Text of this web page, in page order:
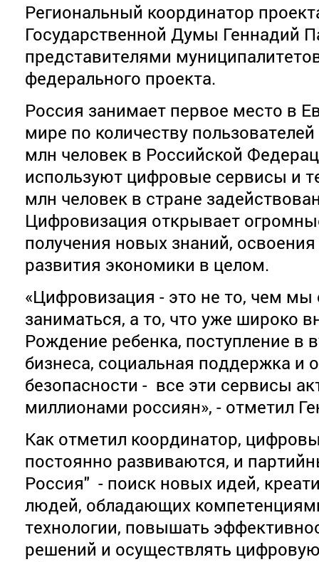
Региональный координатор
Государственной Думы Геннадий
представителями
федерального проекта.
Россия занимает первое место в
мире по количеству
млн человек в Российской
используют цифровые сервисы и
млн человек в стране
Цифровизация открывает
получения новых знаний,
развития экономики в целом.
«Цифровизация - это не то, чем мы
заниматься, а то, что уже широко
Рождение ребенка, поступление в
бизнеса, социальная поддержка и
безопасности - все эти сервисы
миллионами россиян», - отметил
Как отметил координатор,
постоянно развиваются, и
Россия" - поиск новых идей,
людей, обладающих
технологии, повышать
решений и осуществлять